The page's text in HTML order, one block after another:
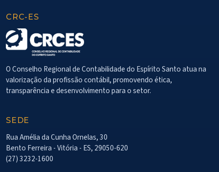
CRC-ES
O Conselho Regional de Contabilidade do Espírito Santo atua na
valorização da profissão contábil, promovendo ética,
transparência e desenvolvimento para o setor.
SEDE
Rua Amélia da Cunha Ornelas, 30
Bento Ferreira - Vitória - ES, 29050-620
(27) 3232-1600